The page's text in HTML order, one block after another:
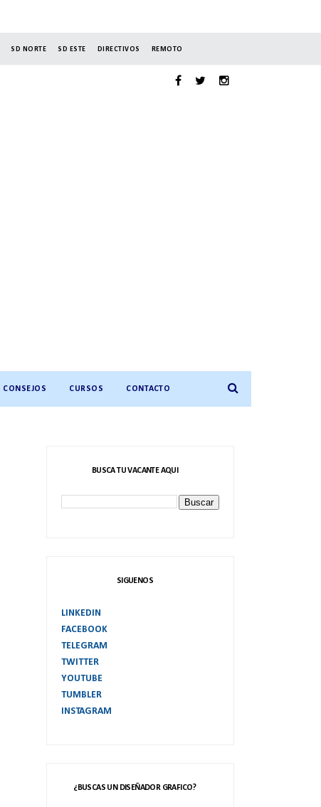
SD NORTE SD ESTE DIRECTIVOS REMOTO
CONSEJOS CURSOS CONTACTO
BUSCA TU VACANTE AQUI
SIGUENOS
LINKEDIN
FACEBOOK
TELEGRAM
TWITTER
YOUTUBE
TUMBLER
INSTAGRAM
¿BUSCAS UN DISEÑADOR GRAFICO?